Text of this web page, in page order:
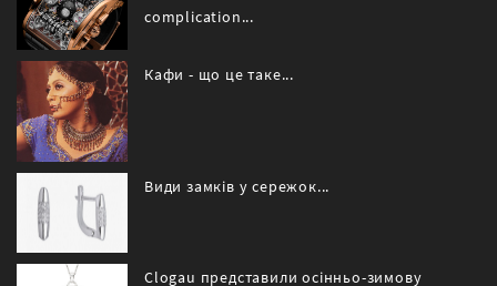
complication...
Кафи - що це таке...
Види замків у сережок...
Clogau представили осінньо-зимову